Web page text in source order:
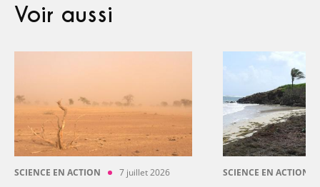
Voir aussi
SCIENCE EN ACTION 7 juillet 2026 SCIENCE EN ACTION